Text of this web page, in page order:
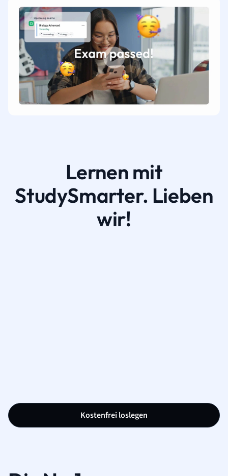
Lernen mit
StudySmarter. Lieben
wir!
Kostenfrei loslegen